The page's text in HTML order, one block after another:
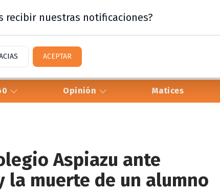
Opinión Matices
Aspiazu ante
muerte de un alumno
recibir nuestras notificaciones?
ACEPTAR